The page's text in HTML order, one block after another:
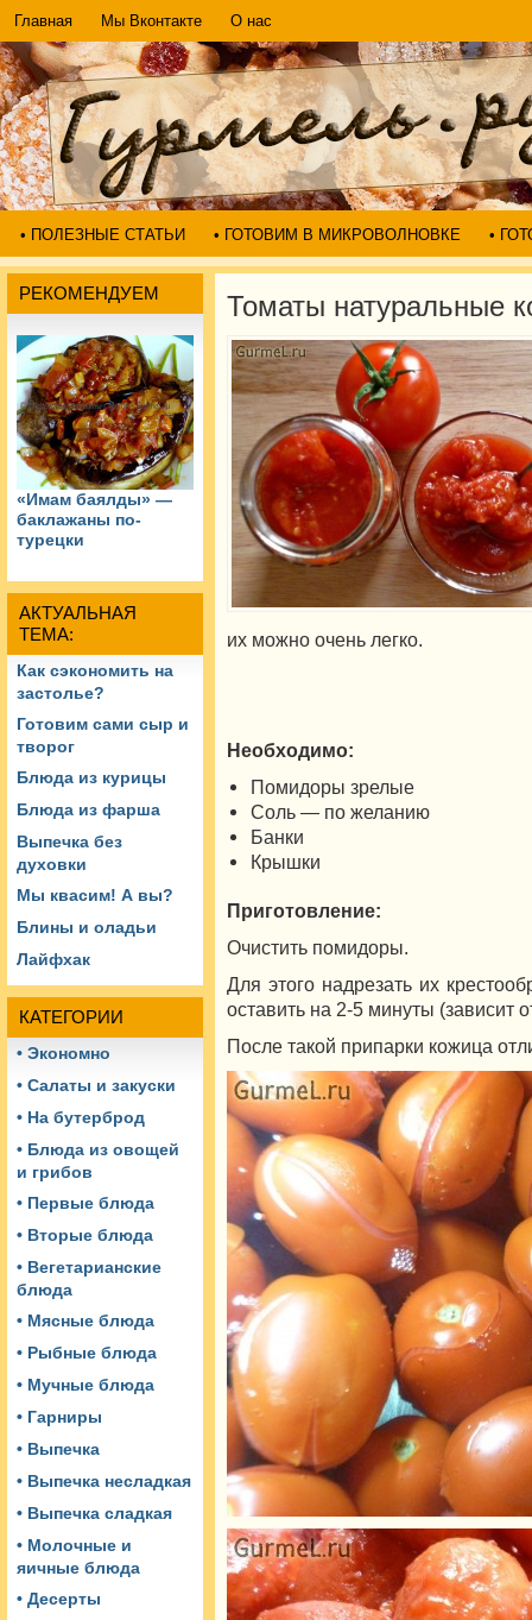
Главная Мы Вконтакте О нас
• ПОЛЕЗНЫЕ СТАТЬИ • ГОТОВИМ В МИКРОВОЛНОВКЕ •
РЕКОМЕНДУЕМ
«Имам баялды» —
баклажаны по-
турецки
АКТУАЛЬНАЯ
ТЕМА:
Как сэкономить на
застолье?
Готовим сами сыр и
творог
Блюда из курицы
Блюда из фарша
Выпечка без
духовки
Мы квасим! А вы?
Блины и оладьи
Лайфхак
КАТЕГОРИИ
• Экономно
• Салаты и закуски
• На бутерброд
• Блюда из овощей
и грибов
• Первые блюда
• Вторые блюда
• Вегетарианские
блюда
• Мясные блюда
• Рыбные блюда
• Мучные блюда
• Гарниры
• Выпечка
• Выпечка несладкая
• Выпечка сладкая
• Молочные и
яичные блюда
• Десерты
Томаты натуральные
их можно очень легко.
Необходимо:
Помидоры зрелые
Соль — по желанию
Банки
Крышки
Приготовление:
Очистить помидоры.
Для этого надрезать их
оставить на 2-5 минуты (зависит
После такой припарки кожица